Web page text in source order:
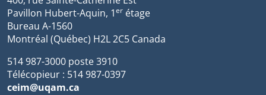
Pavillon Hubert-Aquin, 1er étage
Bureau A-1560
Montréal (Québec) H2L 2C5 Canada
514 987-3000 poste 3910
Télécopieur : 514 987-0397
ceim@uqam.ca